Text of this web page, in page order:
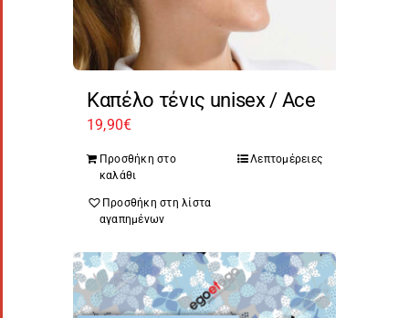
Καπέλο τένις unisex / Ace
19,90€
Προσθήκη στο
καλάθι
Λεπτομέρειες
Προσθήκη στη λίστα
αγαπημένων